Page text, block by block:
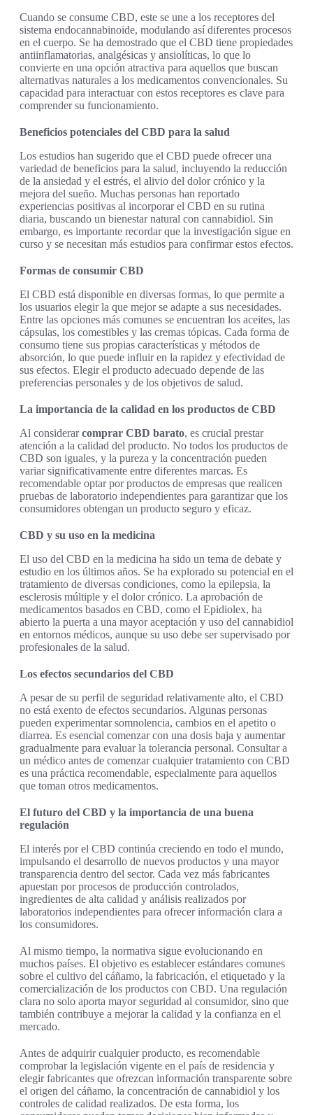
Cuando se consume CBD, este se une a los receptores del
sistema endocannabinoide, modulando así diferentes procesos
en el cuerpo. Se ha demostrado que el CBD tiene propiedades
antiinflamatorias, analgésicas y ansiolíticas, lo que lo
convierte en una opción atractiva para aquellos que buscan
alternativas naturales a los medicamentos convencionales. Su
capacidad para interactuar con estos receptores es clave para
comprender su funcionamiento.
Beneficios potenciales del CBD para la salud
Los estudios han sugerido que el CBD puede ofrecer una
variedad de beneficios para la salud, incluyendo la reducción
de la ansiedad y el estrés, el alivio del dolor crónico y la
mejora del sueño. Muchas personas han reportado
experiencias positivas al incorporar el CBD en su rutina
diaria, buscando un bienestar natural con cannabidiol. Sin
embargo, es importante recordar que la investigación sigue en
curso y se necesitan más estudios para confirmar estos efectos.
Formas de consumir CBD
El CBD está disponible en diversas formas, lo que permite a
los usuarios elegir la que mejor se adapte a sus necesidades.
Entre las opciones más comunes se encuentran los aceites, las
cápsulas, los comestibles y las cremas tópicas. Cada forma de
consumo tiene sus propias características y métodos de
absorción, lo que puede influir en la rapidez y efectividad de
sus efectos. Elegir el producto adecuado depende de las
preferencias personales y de los objetivos de salud.
La importancia de la calidad en los productos de CBD
Al considerarcomprar CBD barato, es crucial prestar
atención a la calidad del producto. No todos los productos de
CBD son iguales, y la pureza y la concentración pueden
variar significativamente entre diferentes marcas. Es
recomendable optar por productos de empresas que realicen
pruebas de laboratorio independientes para garantizar que los
consumidores obtengan un producto seguro y eficaz.
CBD y su uso en la medicina
El uso del CBD en la medicina ha sido un tema de debate y
estudio en los últimos años. Se ha explorado su potencial en el
tratamiento de diversas condiciones, como la epilepsia, la
esclerosis múltiple y el dolor crónico. La aprobación de
medicamentos basados en CBD, como el Epidiolex, ha
abierto la puerta a una mayor aceptación y uso del cannabidiol
en entornos médicos, aunque su uso debe ser supervisado por
profesionales de la salud.
Los efectos secundarios del CBD
A pesar de su perfil de seguridad relativamente alto, el CBD
no está exento de efectos secundarios. Algunas personas
pueden experimentar somnolencia, cambios en el apetito o
diarrea. Es esencial comenzar con una dosis baja y aumentar
gradualmente para evaluar la tolerancia personal. Consultar a
un médico antes de comenzar cualquier tratamiento con CBD
es una práctica recomendable, especialmente para aquellos
que toman otros medicamentos.
El futuro del CBD y la importancia de una buena
regulación
El interés por el CBD continúa creciendo en todo el mundo,
impulsando el desarrollo de nuevos productos y una mayor
transparencia dentro del sector. Cada vez más fabricantes
apuestan por procesos de producción controlados,
ingredientes de alta calidad y análisis realizados por
laboratorios independientes para ofrecer información clara a
los consumidores.
Al mismo tiempo, la normativa sigue evolucionando en
muchos países. El objetivo es establecer estándares comunes
sobre el cultivo del cáñamo, la fabricación, el etiquetado y la
comercialización de los productos con CBD. Una regulación
clara no solo aporta mayor seguridad al consumidor, sino que
también contribuye a mejorar la calidad y la confianza en el
mercado.
Antes de adquirir cualquier producto, es recomendable
comprobar la legislación vigente en el país de residencia y
elegir fabricantes que ofrezcan información transparente sobre
el origen del cáñamo, la concentración de cannabidiol y los
controles de calidad realizados. De esta forma, los